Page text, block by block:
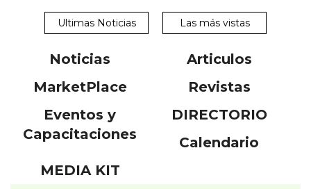
Ultimas Noticias Las más vistas
Noticias
Articulos
MarketPlace
Revistas
Eventos y
Capacitaciones
DIRECTORIO
Calendario
MEDIA KIT